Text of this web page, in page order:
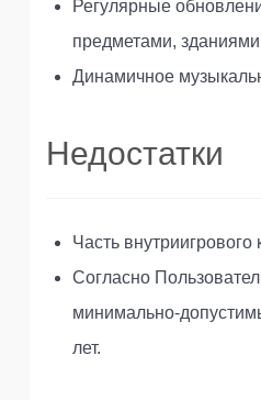
Регулярные
предметами,
Динамичное
Недостатки
Часть внутриигрового
Согласно
минимально-
лет.